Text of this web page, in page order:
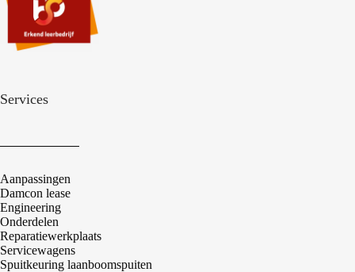
Services
Aanpassingen
Damcon lease
Engineering
Onderdelen
Reparatiewerkplaats
Servicewagens
Spuitkeuring laanboomspuiten